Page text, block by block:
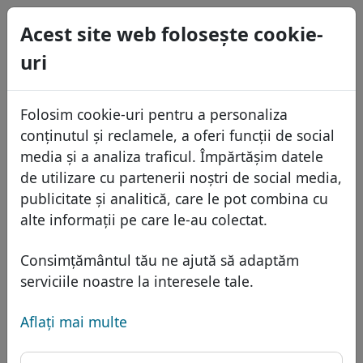
Acest site web foloseşte cookie-
uri
Folosim cookie-uri pentru a personaliza
conținutul și reclamele, a oferi funcții de social
media și a analiza traficul. Împărtășim datele
de utilizare cu partenerii noștri de social media,
publicitate și analitică, care le pot combina cu
alte informații pe care le-au colectat.
Consimțământul tău ne ajută să adaptăm
serviciile noastre la interesele tale.
Aflaţi mai multe
Domenii
Baza domeniilor
Domenii africane
Domenii asiatice
Domenii europene
Domeniile din Orientul Mijlociu
Lista de preţuri
Reduceri
Transfer
Caută
Protecţia ID
Gazduire DNS
FAQ
USD
EUR
GBP
Español
Français
Italiano
Português
Eesti
Domeniu .moscow -